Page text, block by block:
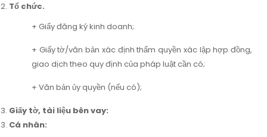
Tổ chức.
+ Giấy đăng ký kinh doanh;
+ Giấy tờ/văn bản xác định thẩm quyền xác lập hợp đồng,
giao dịch theo quy định của pháp luật cần có;
+ Văn bản ủy quyền (nếu có);
Giấy tờ, tài liệu bên vay:
Cá nhân: